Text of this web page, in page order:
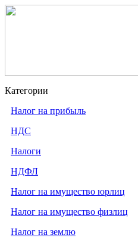
Категории
Налог на прибыль
НДС
Налоги
НДФЛ
Налог на имущество юрлиц
Налог на имущество физлиц
Налог на землю